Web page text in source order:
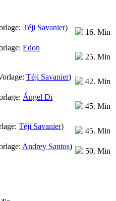
Téji Savanier)
16. Min
Edon
25. Min
Téji Savanier)
42. Min
Ángel Di
45. Min
Téji Savanier)
45. Min
Andrey Santos)
50. Min